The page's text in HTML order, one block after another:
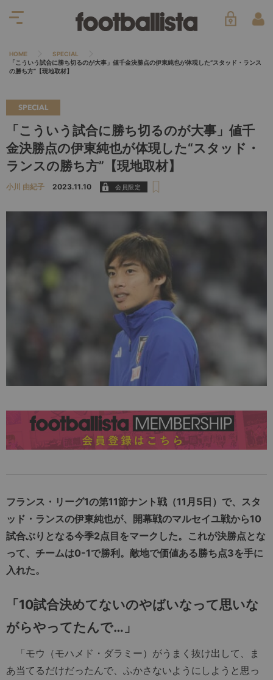
HOME
SPECIAL
「こういう試合に勝ち切るのが大事」値千金決勝点の伊東純也が体現した“スタッド・ランス
の勝ち方”【現地取材】
SPECIAL
「こういう試合に勝ち切るのが大事」値千
金決勝点の伊東純也が体現した“スタッド・
ランスの勝ち方”【現地取材】
小川 由紀子 2023.11.10
フランス・リーグ1の第11節ナント戦（11 月 5日） で、スタ
ッド・ランスの伊東純也が、開幕戦のマルセイユ戦から10
試合ぶりとなる今季2点目をマークした。これが決勝点とな
って、チームは0-1で勝利。敵地で価値ある勝ち点3を手に
入れた。
「10試合決めてないのやばいなって思いな
がらやってたんで…」
「モウ（モハメド・ダラミー）がうまく抜け出して、ま
あ当てるだけだったんで、ふかさないようにしようと思っ